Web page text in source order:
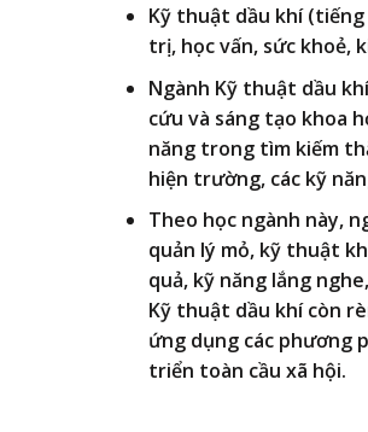
Kỹ thuật dầu khí(tiếng
trị, học vấn, sức khoẻ,
Ngành Kỹ thuật dầu khí
cứu và sáng tạo khoa
năng trong tìm kiếm
hiện trường, các kỹ
Theo học ngành này,
quản lý mỏ, kỹ thuật
quả, kỹ năng lắng
Kỹ thuật dầu khí còn
ứng dụng các phương
triển toàn cầu xã hội.